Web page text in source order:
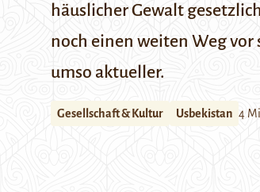
häuslicher Gewalt
noch einen weiten Weg
umso aktueller.
Gesellschaft & Kultur Usbekistan 4